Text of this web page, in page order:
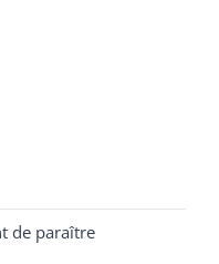
de paraître